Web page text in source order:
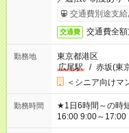
了次第のお支払い
交通費別途支給
交通費 交通費全
勤務地
東京都港区
広尾駅
/ 赤坂(東
＜シニア向けマ
勤務時間
★1日6時間～の時短シフトOK ★スター
16:00 9:00～17:00
場合、他のお仕事